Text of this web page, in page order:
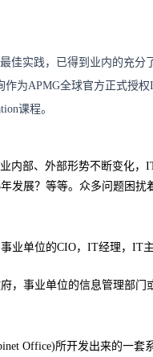
佳实践，已得到业内的充分
作为APMG全球官方正式授
课程。
内部、外部形势不断变化，
发展？等等。众多问题困扰
业单位的CIO，IT经理，IT
，事业单位的信息管理部门
Office)所开发出来的一套